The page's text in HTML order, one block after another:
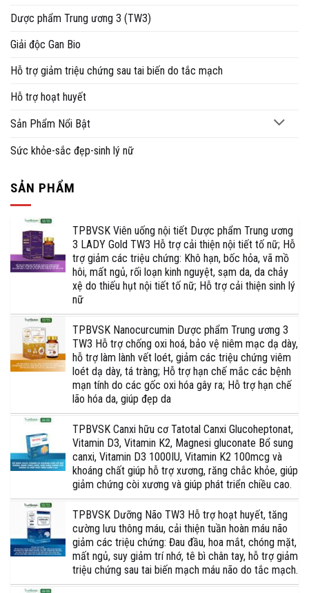
Dược phẩm Trung ương 3 (TW3)
Giải độc Gan Bio
Hỗ trợ giảm triệu chứng sau tai biến do tắc mạch
Hỗ trợ hoạt huyết
Sản Phẩm Nổi Bật
Sức khỏe-sắc đẹp-sinh lý nữ
SẢN PHẨM
TPBVSK Viên uống nội tiết Dược phẩm Trung ương
3 LADY Gold TW3 Hỗ trợ cải thiện nội tiết tố nữ; Hỗ
trợ giảm các triệu chứng: Khô hạn, bốc hỏa, vã mồ
hôi, mất ngủ, rối loạn kinh nguyệt, sạm da, da chảy
xệ do thiếu hụt nội tiết tố nữ; Hỗ trợ cải thiện sinh lý
nữ
TPBVSK Nanocurcumin Dược phẩm Trung ương 3
TW3 Hỗ trợ chống oxi hoá, bảo vệ niêm mạc dạ dày,
hỗ trợ làm lành vết loét, giảm các triệu chứng viêm
loét dạ dày, tá tràng; Hỗ trợ hạn chế mắc các bệnh
mạn tính do các gốc oxi hóa gây ra; Hỗ trợ hạn chế
lão hóa da, giúp đẹp da
TPBVSK Canxi hữu cơ Tatotal Canxi Glucoheptonat,
Vitamin D3, Vitamin K2, Magnesi gluconate Bổ sung
canxi, Vitamin D3 1000IU, Vitamin K2 100mcg và
khoáng chất giúp hỗ trợ xương, răng chắc khỏe, giúp
giảm chứng còi xương và giúp phát triển chiều cao.
TPBVSK Dưỡng Não TW3 Hỗ trợ hoạt huyết, tăng
cường lưu thông máu, cải thiện tuần hoàn máu não
giảm các triệu chứng: Đau đầu, hoa mắt, chóng mặt,
mất ngủ, suy giảm trí nhớ, tê bì chân tay, hỗ trợ giảm
triệu chứng sau tai biến mạch máu não do tắc mạch.